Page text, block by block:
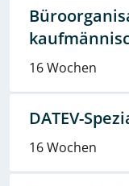
16 Wochen
DATEV-
16 Wochen